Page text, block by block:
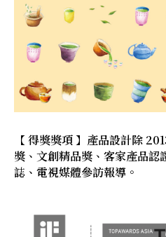
【 得獎獎項 】產品設計除
獎、文創精品獎、客家產品認
誌、電視媒體參訪報導。